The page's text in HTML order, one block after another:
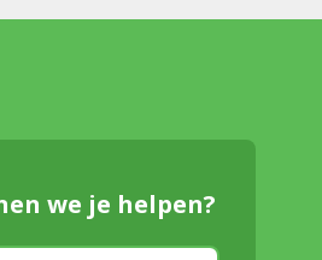
we je helpen?